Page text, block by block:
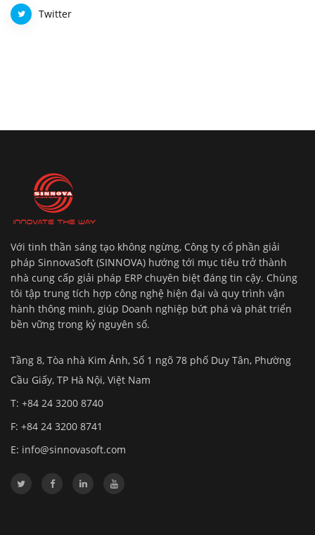
Twitter
Với tinh thần sáng tạo không ngừng, Công ty cổ phần giải
pháp SinnovaSoft (SINNOVA) hướng tới mục tiêu trở thành
nhà cung cấp giải pháp ERP chuyên biệt đáng tin cậy. Chúng
tôi tập trung tích hợp công nghệ hiện đại và quy trình vận
hành thông minh, giúp Doanh nghiệp bứt phá và phát triển
bền vững trong kỷ nguyên số.
Tầng 8, Tòa nhà Kim Ánh, Số 1 ngõ 78 phố Duy Tân, Phường
Cầu Giấy, TP Hà Nội, Việt Nam
T: +84 24 3200 8740
F: +84 24 3200 8741
E: info@sinnovasoft.com